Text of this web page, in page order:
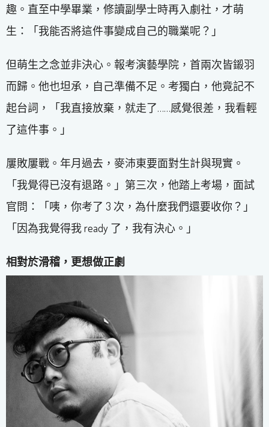
趣。直至中學畢業，修讀副學士時再入劇社，才萌
生：「我能否將這件事變成自己的職業呢？」
但萌生之念並非決心。報考演藝學院，首兩次皆鎩羽
而歸。他也坦承，自己準備不足。考獨白，他竟記不
起台詞，「我直接放棄，就走了……感覺很差，我看輕
了這件事。」
屢敗屢戰。年月過去，麥沛東要面對生計與現實。
「我覺得已沒有退路。」第三次，他踏上考場，面試
官問：「咦，你考了 3 次，為什麼我們還要收你？」
「因為我覺得我 ready 了，我有決心。」
相對於滑稽，更想做正劇